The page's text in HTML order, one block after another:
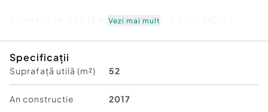
Aceasta se afla la etajul 3 DIN 3 in bloc NOU -
Apartamentul este openspace cu suprafata utila
52 mp, si prezinta urmatoarea compartimentare:
- 1 Hol acces
- 1 Baie
Vezi mai mult
Specificații
Suprafață utilă (m²) 52
An constructie 2017